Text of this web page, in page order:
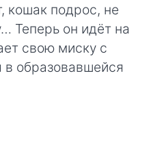
кошак подрос, не
Теперь он идёт на
свою миску с
в образовавшейся